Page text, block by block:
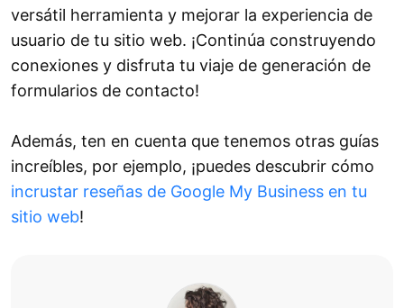
versátil herramienta y mejorar la experiencia de
usuario de tu sitio web. ¡Continúa construyendo
conexiones y disfruta tu viaje de generación de
formularios de contacto!
Además, ten en cuenta que tenemos otras guías
increíbles, por ejemplo, ¡puedes descubrir cómo
incrustar reseñas de Google My Business en tu
sitio web!